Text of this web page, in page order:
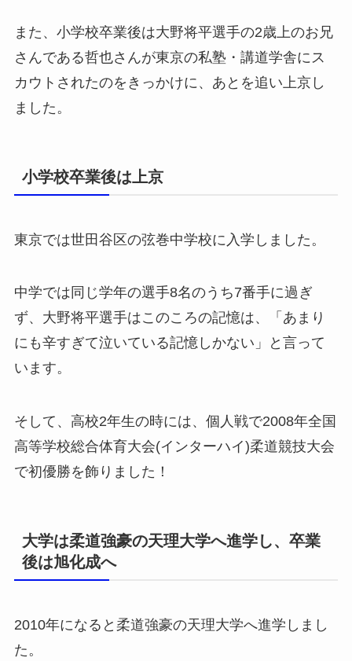
また、小学校卒業後は大野将平選手の2歳上のお兄
さんである哲也さんが東京の私塾・講道学舎にス
カウトされたのをきっかけに、あとを追い上京し
ました。
小学校卒業後は上京
東京では世田谷区の弦巻中学校に入学しました。
中学では同じ学年の選手8名のうち7番手に過ぎ
ず、大野将平選手はこのころの記憶は、「あまり
にも辛すぎて泣いている記憶しかない」と言って
います。
そして、高校2年生の時には、個人戦で2008年全国
高等学校総合体育大会(インターハイ)柔道競技大会
で初優勝を飾りました！
大学は柔道強豪の天理大学へ進学し、卒業
後は旭化成へ
2010年になると柔道強豪の天理大学へ進学しまし
た。